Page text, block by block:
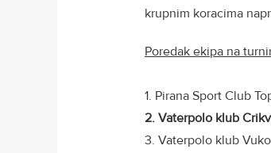
krupnim koracima
Poredak ekipa na
1. Pirana Sport Club
2. Vaterpolo klub
3. Vaterpolo klub